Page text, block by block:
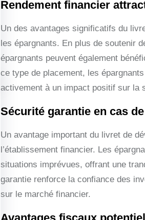
Rendement financier
Un des avantages significatifs du
les épargnants. En plus de soutenir
épargnants peuvent également
ce type de placement, les
activement à un impact positif sur la
Sécurité garantie en cas
Un avantage important du livret de
l’établissement financier. Les
situations imprévues, offrant une
garantie renforce la confiance des
sur le marché financier.